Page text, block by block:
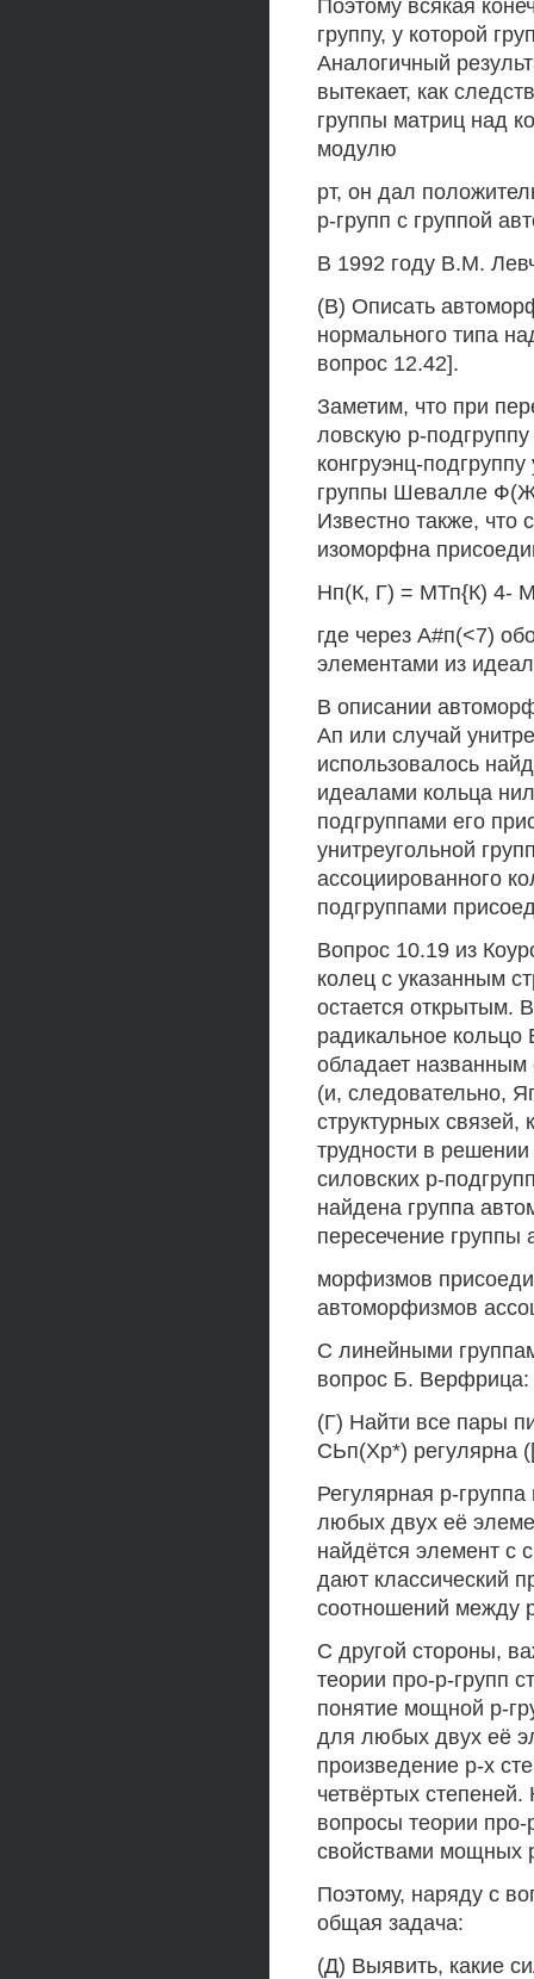
Поэтому всякая
группу, у которой
Аналогичный
вытекает, как
группы матриц над
модулю
рт, он дал
р-групп с группой
В 1992 году В.М.
(В) Описать
нормального типа
вопрос 12.42].
Заметим, что при
ловскую р-
конгруэнц-
группы Шевалле
Известно также, что
изоморфна
Нп(К, Г) = МТп{К) 4-
где через А#п(<7)
элементами из
В описании
Ап или случай
использовалось
идеалами кольца
подгруппами его
унитреугольной
ассоциированного
подгруппами
Вопрос 10.19 из
колец с указанным
остается открытым.
радикальное кольцо
обладает названным
(и, следовательно,
структурных связей,
трудности в
силовских р-
найдена группа
пересечение группы
морфизмов
автоморфизмов
С линейными
вопрос Б. Верфрица:
(Г) Найти все пары
СЬп(Хр*) регулярна
Регулярная р-
любых двух её
найдётся элемент
дают классический
соотношений между
С другой стороны,
теории про-р-групп
понятие мощной р-
для любых двух её
произведение р-х
четвёртых
вопросы теории про-
свойствами мощных
Поэтому, наряду с
общая задача:
(Д) Выявить, какие